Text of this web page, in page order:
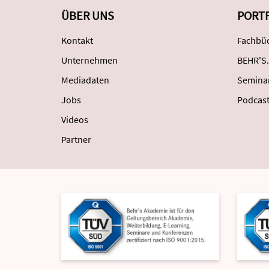
ÜBER UNS
Kontakt
Unternehmen
Mediadaten
Jobs
Videos
Partner
Podcast